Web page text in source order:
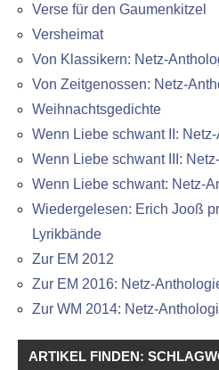
Verse für den Gaumenkitzel
Versheimat
Von Klassikern: Netz-
Von Zeitgenossen: Netz-
Weihnachtsgedichte
Wenn Liebe schwant II:
Wenn Liebe schwant III:
Wenn Liebe schwant: Netz-
Wiedergelesen: Erich Jooß
Lyrikbände
Zur EM 2012
Zur EM 2016: Netz-
Zur WM 2014: Netz-
ARTIKEL FINDEN: